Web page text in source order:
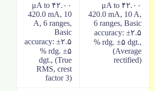
۴۲.۰۰ μA to
420.0 mA, 10 A,
6 ranges, Basic
accuracy: ±۲.۵
% rdg. ±۵ dgt.,
(Average
rectified)
۴۲.۰۰ μA to
420.0 mA, 10
A, 6 ranges,
Basic
accuracy: ±۲.۵
% rdg. ±۵
dgt., (True
RMS, crest
factor 3)